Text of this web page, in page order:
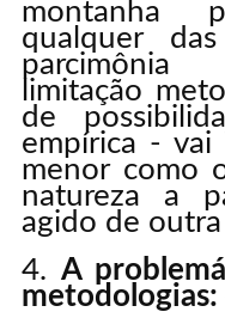
montanha
qualquer
limitação
de
empírica - vai
menor como
natureza a
agido de
A
metodologias: